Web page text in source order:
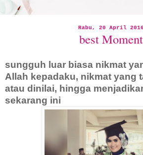
Rabu, 20 April 2016
best Moment
sungguh luar biasa nikmat
Allah kepadaku, nikmat yang
atau dinilai, hingga
sekarang ini